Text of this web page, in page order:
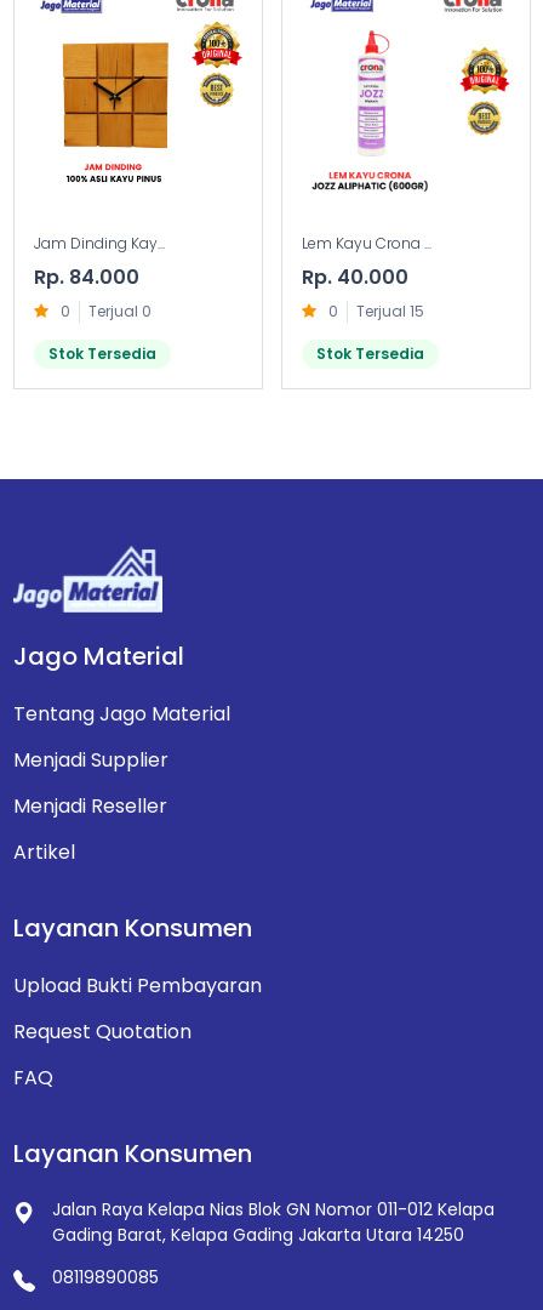
Jam Dinding Kay...
Rp. 84.000
0 Terjual 0
Stok Tersedia
Lem Kayu Crona ...
Rp. 40.000
0 Terjual 15
Stok Tersedia
Jago Material
Tentang Jago Material
Menjadi Supplier
Menjadi Reseller
Artikel
Layanan Konsumen
Upload Bukti Pembayaran
Request Quotation
FAQ
Layanan Konsumen
Jalan Raya Kelapa Nias Blok GN Nomor 011-012Kelapa
Gading Barat, Kelapa Gading Jakarta Utara 14250
08119890085